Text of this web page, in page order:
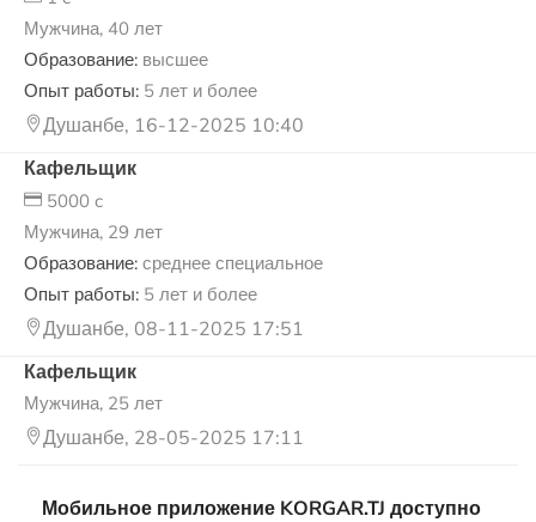
Мужчина, 40 лет
Образование: высшее
Опыт работы: 5 лет и более
Душанбе, 16-12-2025 10:40
Кафельщик
5000 c
Мужчина, 29 лет
Образование: среднее специальное
Опыт работы: 5 лет и более
Душанбе, 08-11-2025 17:51
Кафельщик
Мужчина, 25 лет
Душанбе, 28-05-2025 17:11
Мобильное приложение KORGAR.TJ доступно